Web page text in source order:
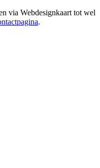
via Webdesignkaart tot wel
.